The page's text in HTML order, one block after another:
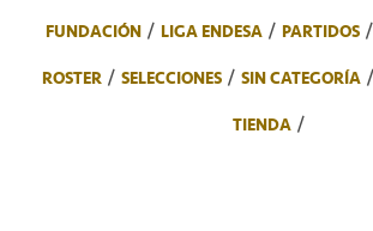
FUNDACIÓN
LIGA ENDESA PARTIDOS
ROSTER
SELECCIONES SIN CATEGORÍA
TIENDA